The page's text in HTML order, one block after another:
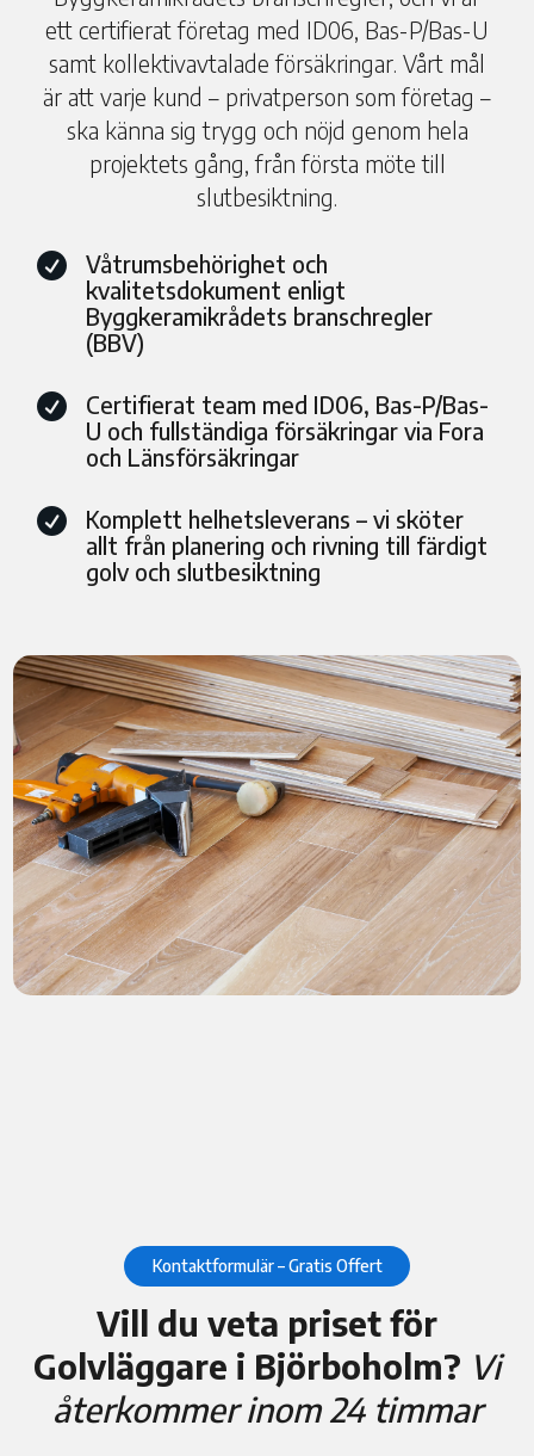
ett certifierat företag med ID06, Bas-P/Bas-U
samt kollektivavtalade försäkringar. Vårt mål
är att varje kund – privatperson som företag –
ska känna sig trygg och nöjd genom hela
projektets gång, från första möte till
slutbesiktning.

Våtrumsbehörighet och
kvalitetsdokument enligt
Byggkeramikrådets branschregler
(BBV)

Certifierat team med ID06, Bas-P/Bas-
U och fullständiga försäkringar via Fora
och Länsförsäkringar

Komplett helhetsleverans – vi sköter
allt från planering och rivning till färdigt
golv och slutbesiktning
Kontaktformulär – Gratis Offert
Vill du veta priset för
Golvläggare i Björboholm? Vi
återkommer inom 24 timmar